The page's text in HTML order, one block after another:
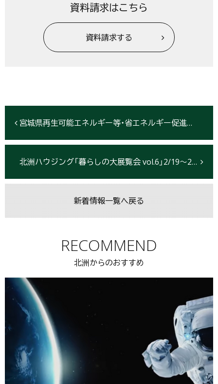
資料請求はこちら
資料請求する
宮城県再生可能エネルギー等・省エネルギー促進審議会委員に社長村上ひろみが就任しました
北洲ハウジング「暮らしの大展覧会 vol.6」2/19～2/25開催
新着情報一覧へ戻る
RECOMMEND
北洲からのおすすめ